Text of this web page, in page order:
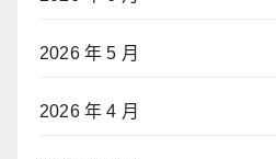
2026 年 5 月
2026 年 4 月